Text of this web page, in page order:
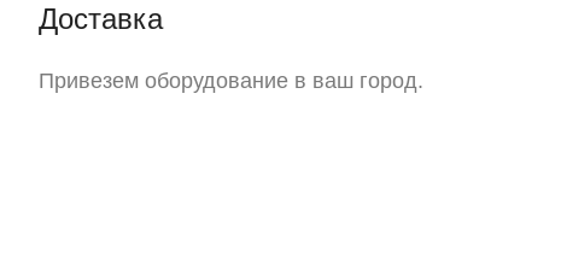
Привезем оборудование в ваш город.
Доставка